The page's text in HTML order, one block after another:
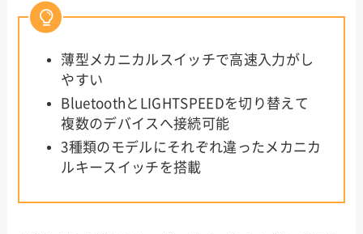
薄型メカニカルスイッチで高速入力がし
やすい
BluetoothとLIGHTSPEEDを切り替えて
複数のデバイスへ接続可能
3種類のモデルにそれぞれ違ったメカニカ
ルキースイッチを搭載